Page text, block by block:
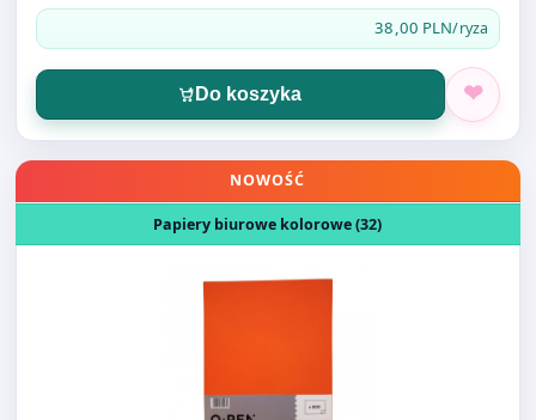
Otwórz produkt: PAPIER O.PEN A4 80G POMARAŃCZOWY
NOWOŚĆ
Papiery biurowe kolorowe (32)